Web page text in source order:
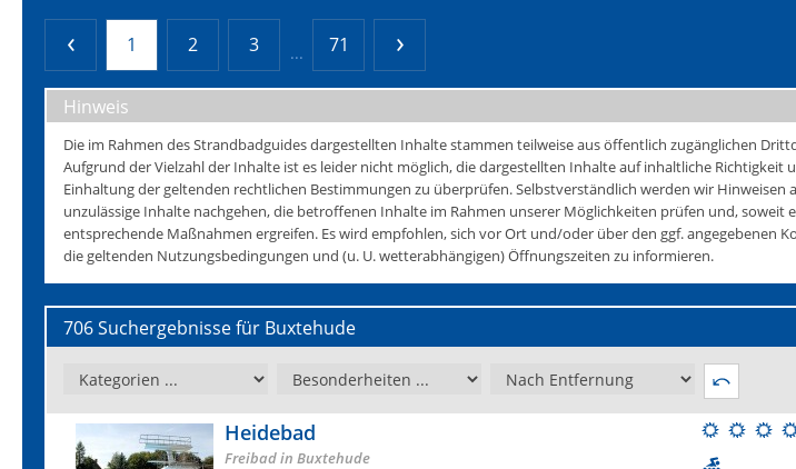
1 2 3 ... 71
Hinweis
Die im Rahmen des Strandbadguides dargestellten Inhalte stammen teilweise aus öffentlich zugänglichen
Aufgrund der Vielzahl der Inhalte ist es leider nicht möglich, die dargestellten Inhalte auf inhaltliche Richtigkeit
Einhaltung der geltenden rechtlichen Bestimmungen zu überprüfen. Selbstverständlich werden wir Hinweisen
unzulässige Inhalte nachgehen, die betroffenen Inhalte im Rahmen unserer Möglichkeiten prüfen und, soweit
entsprechende Maßnahmen ergreifen. Es wird empfohlen, sich vor Ort und/oder über den ggf. angegebenen
die geltenden Nutzungsbedingungen und (u. U. wetterabhängigen) Öffnungszeiten zu informieren.
706 Suchergebnisse für Buxtehude
Heidebad
Freibad in Buxtehude